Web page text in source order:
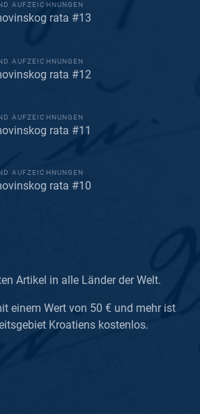
AUFZEICHNUNGEN
rata #13
AUFZEICHNUNGEN
rata #12
AUFZEICHNUNGEN
rata #11
AUFZEICHNUNGEN
rata #10
Artikel in alle Länder der Welt.
einem Wert von 50 € und mehr ist
Kroatiens kostenlos.